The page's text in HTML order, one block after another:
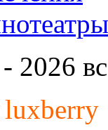
2026
luxberry